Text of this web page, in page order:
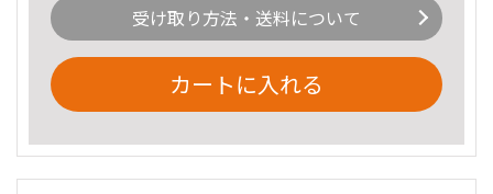
受け取り方法・送料について
カートに入れる